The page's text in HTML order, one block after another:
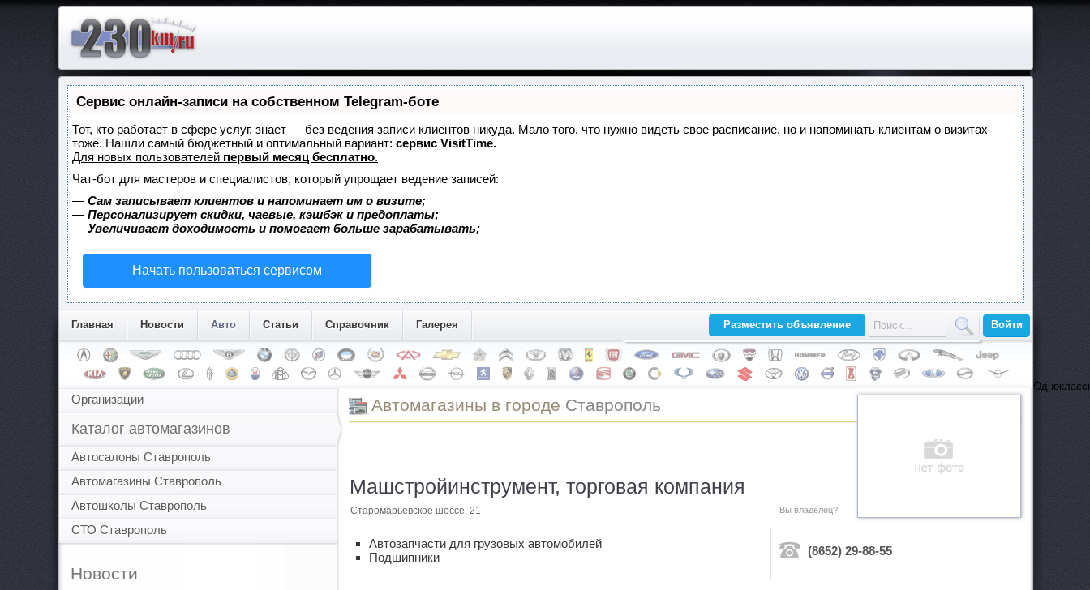
Сервис онлайн-записи на собственном Telegram-боте
Тот, кто работает в сфере услуг, знает — без ведения записи клиентов никуда. Мало того, что нужно видеть свое расписание, но и напоминать клиентам о визитах
тоже. Нашли самый бюджетный и оптимальный вариант: сервис VisitTime.
Для новых пользователей первый месяц бесплатно.
Чат-бот для мастеров и специалистов, который упрощает ведение записей:
— Сам записывает клиентов и напоминает им о визите;
— Персонализирует скидки, чаевые, кэшбэк и предоплаты;
— Увеличивает доходимость и помогает больше зарабатывать;
Начать пользоваться сервисом
Разместить объявление Войти
Главная Новости Авто Статьи Справочник Галерея
Организации
Каталог автомагазинов
Автосалоны Ставрополь
Автомагазины Ставрополь
Автошколы Ставрополь
СТО Ставрополь
Новости
Автомагазины в городе Ставрополь
Вы владелец?
Машстройинструмент, торговая компания
Старомарьевское шоссе, 21
(8652) 29-88-55
Автозапчасти для грузовых автомобилей
Подшипники